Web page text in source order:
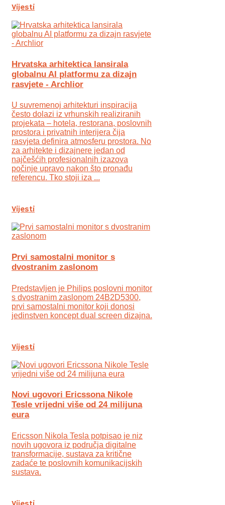
Vijesti
Hrvatska arhitektica lansirala
globalnu AI platformu za dizajn
rasvjete - Archlior
U suvremenoj arhitekturi inspiracija
često dolazi iz vrhunskih realiziranih
projekata – hotela, restorana, poslovnih
prostora i privatnih interijera čija
rasvjeta definira atmosferu prostora. No
za arhitekte i dizajnere jedan od
najčešćih profesionalnih izazova
počinje upravo nakon što pronađu
referencu. Tko stoji iza ...
Vijesti
Prvi samostalni monitor s
dvostranim zaslonom
Predstavljen je Philips poslovni monitor
s dvostranim zaslonom 24B2D5300,
prvi samostalni monitor koji donosi
jedinstven koncept dual screen dizajna.
Vijesti
Novi ugovori Ericssona Nikole
Tesle vrijedni više od 24 milijuna
eura
Ericsson Nikola Tesla potpisao je niz
novih ugovora iz područja digitalne
transformacije, sustava za kritične
zadaće te poslovnih komunikacijskih
sustava.